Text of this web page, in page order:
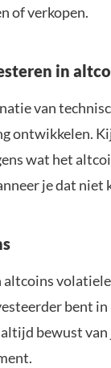
of verkopen.
in
van
ontwikkelen.
wat het
je dat niet
altcoins
bent
bewust van